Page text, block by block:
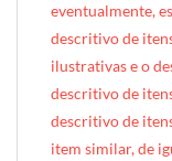
eventualmente,
descritivo de
ilustrativas e o
descritivo de
descritivo de
item similar, de